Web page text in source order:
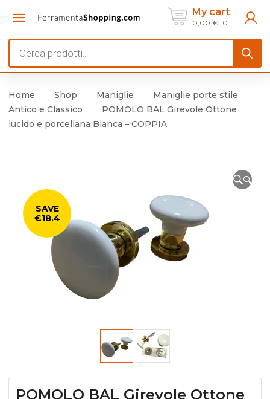
My cart
0,00 € 0
search
Home Shop Maniglie
Maniglie porte stile
Antico e Classico
POMOLO BAL Girevole Ottone
lucido e porcellana Bianca – COPPIA
SAVE
€18.4
🔍
POMOLO BAL Girevole Ottone